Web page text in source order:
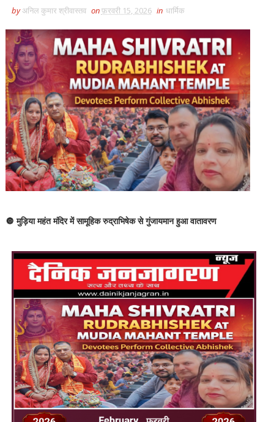
byअनिल कुमार श्रीवास्तव onफ़रवरी 15, 2026 in धार्मिक
🔘 मुड़िया महंत मंदिर में सामूहिक रुद्राभिषेक से गुंजायमान हुआ वातावरण